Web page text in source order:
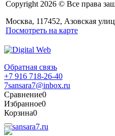
Copyright 2026 © Все права
Москва, 117452, Азовская
Посмотреть на карте
Обратная связь
+7 916 718-26-40
7sansara7@inbox.ru
Сравнение0
Избранное0
Корзина0